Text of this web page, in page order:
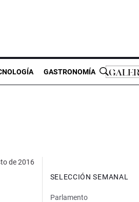
GASTRONOMÍA
de 2016
SELECCIÓN SEMANAL
Parlamento